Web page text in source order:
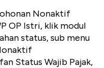
Nonaktif
OP Istri, klik modul
status, sub menu
Status Wajib Pajak,